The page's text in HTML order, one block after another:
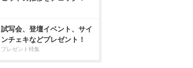
試写会、登壇イベント、サイ
ンチェキなどプレゼント！
プレゼント特集